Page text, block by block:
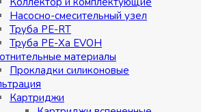
Насосно-смесительный узел
Труба PE-RT
Труба PE-Xa EVOH
материалы
Прокладки силиконовые
Картриджи